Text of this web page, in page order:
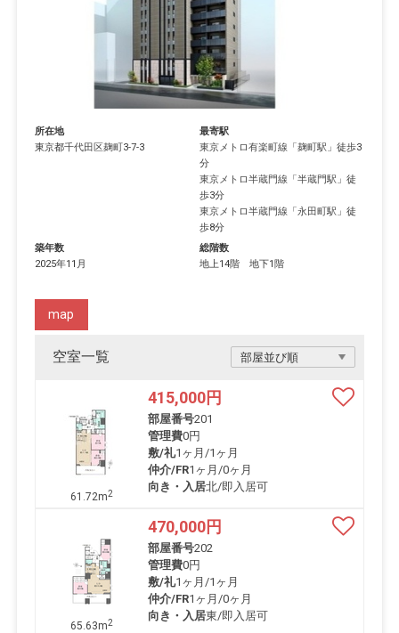
所在地
東京都千代田区麹町3-7-3
最寄駅
東京メトロ有楽町線 「麹町駅 」徒歩3
分
東京メトロ半蔵門線 「半蔵門駅 」徒
歩3分
東京メトロ半蔵門線 「永田町駅 」徒
歩8分
築年数
2025年11月
総階数
地上14階 地下1階
空室一覧
map
61.72m2
415,000円
部屋番号201
管理費0円
敷/礼1ヶ月 /1ヶ月
仲介/FR1ヶ月 /0ヶ月
向き・入居北/即入居可
65.63m2
470,000円
部屋番号202
管理費0円
敷/礼1ヶ月 /1ヶ月
仲介/FR1ヶ月 /0ヶ月
向き・入居東/即入居可